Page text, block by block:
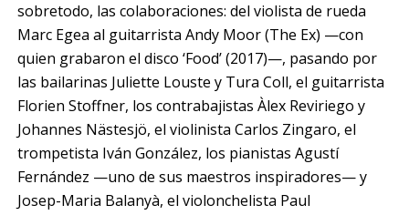
sobretodo, las colaboraciones: del violista de rueda
Marc Egea al guitarrista Andy Moor (The Ex) —con
quien grabaron el disco ‘Food’ (2017)—, pasando por
las bailarinas Juliette Louste y Tura Coll, el guitarrista
Florien Stoffner, los contrabajistas Àlex Reviriego y
Johannes Nästesjö, el violinista Carlos Zingaro, el
trompetista Iván González, los pianistas Agustí
Fernández —uno de sus maestros inspiradores— y
Josep-Maria Balanyà, el violonchelista Paul